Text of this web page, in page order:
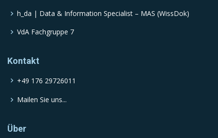
h_da | Data & Information Specialist – MAS (WissDok)
VdA Fachgruppe 7
Kontakt
+49 176 29726011
Mailen Sie uns...
Über